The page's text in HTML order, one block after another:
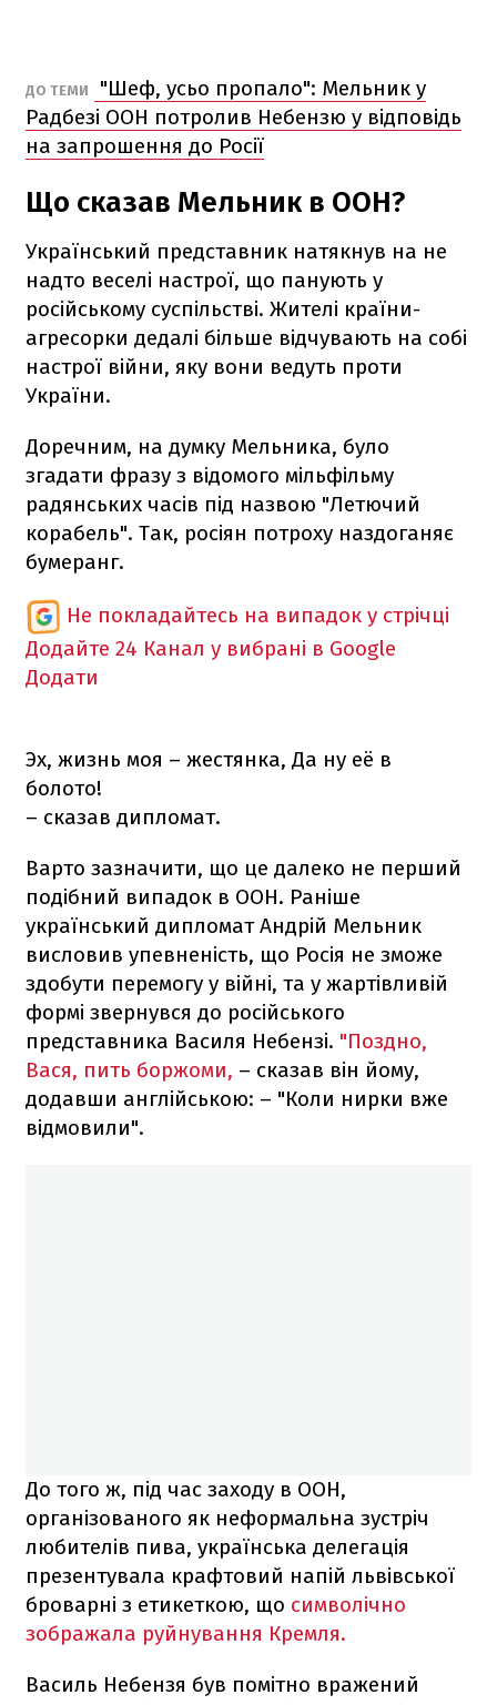
ДО ТЕМИ
"Шеф, усьо пропало": Мельник у
Радбезі ООН потролив Небензю у відповідь
на запрошення до Росії
Що сказав Мельник в ООН?
Український представник натякнув на не
надто веселі настрої, що панують у
російському суспільстві. Жителі країни-
агресорки дедалі більше відчувають на собі
настрої війни, яку вони ведуть проти
України.
Доречним, на думку Мельника, було
згадати фразу з відомого мільфільму
радянських часів під назвою "Летючий
корабель". Так, росіян потроху наздоганяє
бумеранг.
Не покладайтесь на випадок у стрічці
Додайте 24 Канал у вибрані в Google
Додати
Эх, жизнь моя – жестянка, Да ну её в
болото!
– сказав дипломат.
Варто зазначити, що це далеко не перший
подібний випадок в ООН. Раніше
український дипломат Андрій Мельник
висловив упевненість, що Росія не зможе
здобути перемогу у війні, та у жартівливій
формі звернувся до російського
представника Василя Небензі. "Поздно,
Вася, пить боржоми, – сказав він йому,
додавши англійською: – "Коли нирки вже
відмовили".
До того ж, під час заходу в ООН,
організованого як неформальна зустріч
любителів пива, українська делегація
презентувала крафтовий напій львівської
броварні з етикеткою, що символічно
зображала руйнування Кремля.
Василь Небензя був помітно вражений